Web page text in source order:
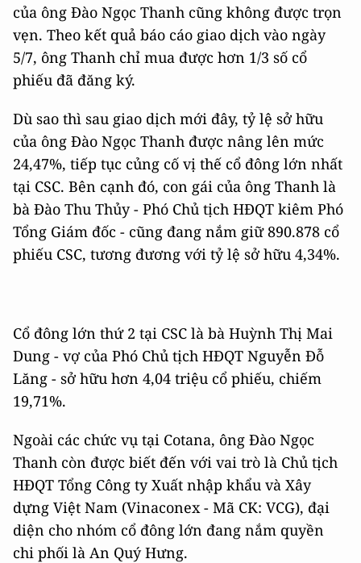
của ông Đào Ngọc Thanh cũng không được trọn
vẹn. Theo kết quả báo cáo giao dịch vào ngày
5/7, ông Thanh chỉ mua được hơn 1/3 số cổ
phiếu đã đăng ký.
Dù sao thì sau giao dịch mới đây, tỷ lệ sở hữu
của ông Đào Ngọc Thanh được nâng lên mức
24,47%, tiếp tục củng cố vị thế cổ đông lớn nhất
tại CSC. Bên cạnh đó, con gái của ông Thanh là
bà Đào Thu Thủy - Phó Chủ tịch HĐQT kiêm Phó
Tổng Giám đốc - cũng đang nắm giữ 890.878 cổ
phiếu CSC, tương đương với tỷ lệ sở hữu 4,34%.
Cổ đông lớn thứ 2 tại CSC là bà Huỳnh Thị Mai
Dung - vợ của Phó Chủ tịch HĐQT Nguyễn Đỗ
Lăng - sở hữu hơn 4,04 triệu cổ phiếu, chiếm
19,71%.
Ngoài các chức vụ tại Cotana, ông Đào Ngọc
Thanh còn được biết đến với vai trò là Chủ tịch
HĐQT Tổng Công ty Xuất nhập khẩu và Xây
dựng Việt Nam (Vinaconex - Mã CK: VCG), đại
diện cho nhóm cổ đông lớn đang nắm quyền
chi phối là An Quý Hưng.